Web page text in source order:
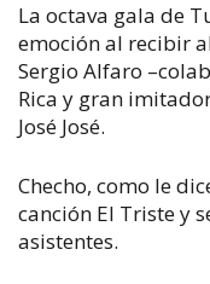
La octava gala de
emoción al recibir
Sergio Alfaro
Rica y gran
José José.
Checho, como le
canción El Tristey
asistentes.